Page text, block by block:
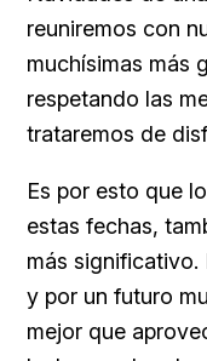
reuniremos con
muchísimas más
respetando las
trataremos de
Es por esto que
estas fechas,
más significativo.
y por un futuro
mejor que